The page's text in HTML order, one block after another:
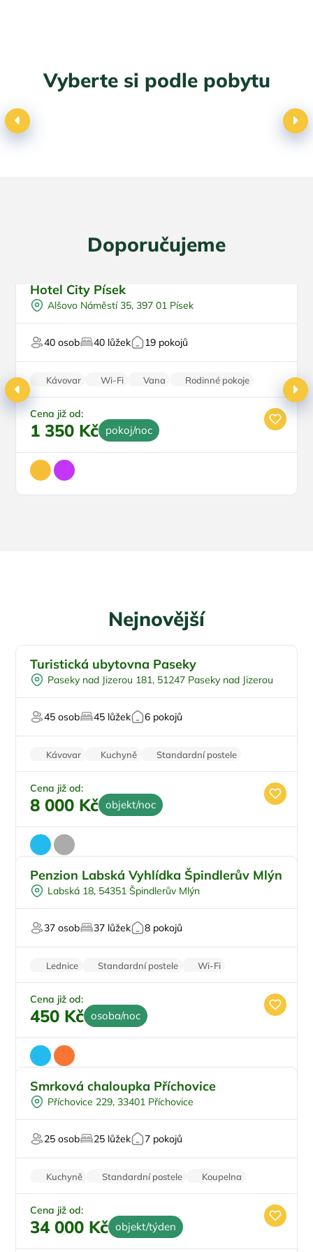
Vyberte si podle pobytu
Doporučujeme
Snídaně
Svatby
Oslavy/párty
Hotel City Písek
Alšovo Náměstí 35, 397 01 Písek
40 osob 40 lůžek 19 pokojů
Kávovar Wi-Fi Vana
Rodinné pokoje
Parkování zdarma
Cena již od:
1 350 Kč pokoj/noc
Nejnovější
U lesa
Firemní akce/teambuilding
Pro svatby a oslavy
Turistická ubytovna Paseky
Paseky nad Jizerou 181, 51247 Paseky nad Jizerou
45 osob 45 lůžek 6 pokojů
Kávovar Kuchyně
Standardní postele
Wi-Fi
Zvířata povolena
Cena již od:
8 000 Kč objekt/noc
Pro skupiny
U lyžařského střediska
V národním parku
Penzion Labská Vyhlídka Špindlerův Mlýn
Labská 18, 54351 Špindlerův Mlýn
37 osob 37 lůžek 8 pokojů
Lednice Standardní postele
Wi-Fi
Zvířata povolena
Parkování zdarma
Cena již od:
450 Kč osoba/noc
Pro rodiny s dětmi
Na horách
Pro majitele mazlíčků
Smrková chaloupka Příchovice
Příchovice 229, 33401 Příchovice
25 osob 25 lůžek 7 pokojů
Kuchyně Standardní postele
Koupelna
Nekuřácký objekt
Parkování zdarma
Cena již od:
34 000 Kč objekt/týden